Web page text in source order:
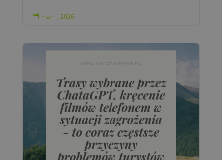
 mar 1, 2026